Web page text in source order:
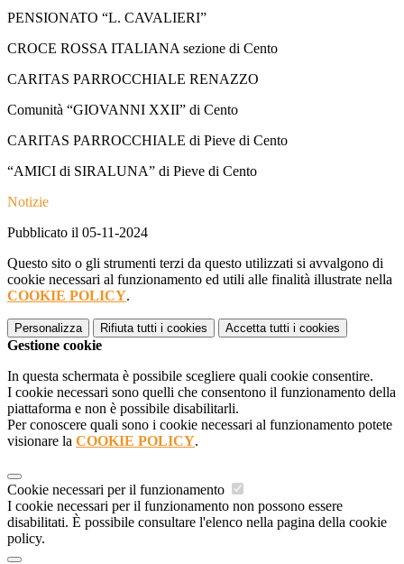
PENSIONATO “L. CAVALIERI”
CROCE ROSSA ITALIANA sezione di Cento
CARITAS PARROCCHIALE RENAZZO
Comunità “GIOVANNI XXII” di Cento
CARITAS PARROCCHIALE di Pieve di Cento
“AMICI di SIRALUNA” di Pieve di Cento
Notizie
Pubblicato il 05-11-2024
Questo sito o gli strumenti terzi da questo utilizzati si avvalgono di
cookie necessari al funzionamento ed utili alle finalità illustrate nella
COOKIE POLICY.
Personalizza Rifiuta tutti i cookies Accetta tutti i cookies
Gestione cookie
In questa schermata è possibile scegliere quali cookie consentire.
I cookie necessari sono quelli che consentono il funzionamento della
piattaforma e non è possibile disabilitarli.
Per conoscere quali sono i cookie necessari al funzionamento potete
visionare la COOKIE POLICY.
Cookie necessari per il funzionamento
I cookie necessari per il funzionamento non possono essere
disabilitati. È possibile consultare l'elenco nella pagina della cookie
policy.